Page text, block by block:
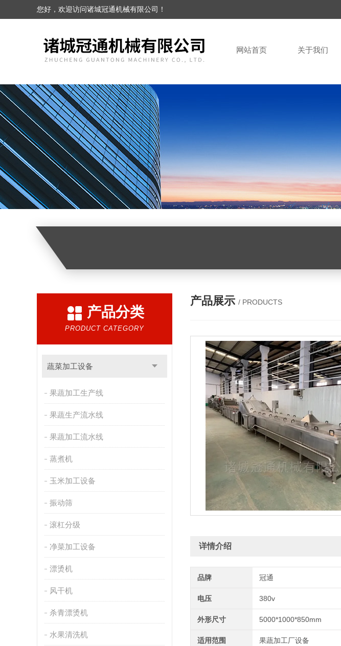
您好，欢迎访问诸城冠通机械有限公司！
网站首页 关于我们
产品分类
PRODUCT CATEGORY
蔬菜加工设备
果蔬加工生产线
果蔬生产流水线
果蔬加工流水线
蒸煮机
玉米加工设备
振动筛
滚杠分级
净菜加工设备
漂烫机
风干机
杀青漂烫机
水果清洗机
产品展示 / PRODUCTS
详情介绍
品牌 冠通
电压 380v
外形尺寸 5000*1000*850mm
适用范围 果蔬加工厂设备